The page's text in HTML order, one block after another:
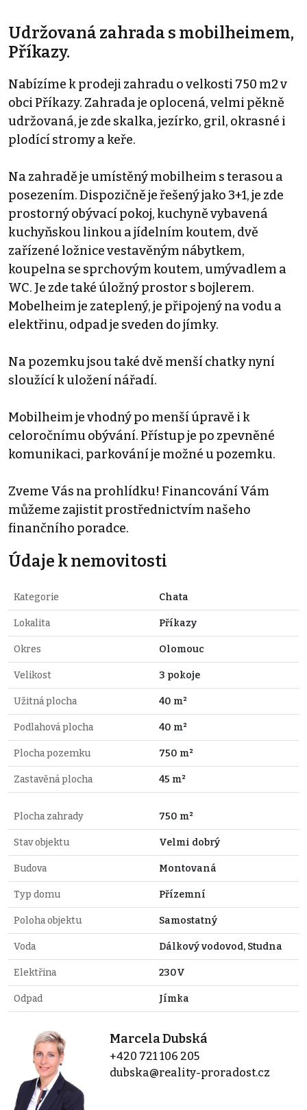
Udržovaná zahrada s mobilheimem,
Příkazy.
Nabízíme k prodeji zahradu o velkosti 750 m2 v
obci Příkazy. Zahrada je oplocená, velmi pěkně
udržovaná, je zde skalka, jezírko, gril, okrasné i
plodící stromy a keře.
Na zahradě je umístěný mobilheim s terasou a
posezením. Dispozičně je řešený jako 3+1, je zde
prostorný obývací pokoj, kuchyně vybavená
kuchyňskou linkou a jídelním koutem, dvě
zařízené ložnice vestavěným nábytkem,
koupelna se sprchovým koutem, umývadlem a
WC. Je zde také úložný prostor s bojlerem.
Mobelheim je zateplený, je připojený na vodu a
elektřinu, odpad je sveden do jímky.
Na pozemku jsou také dvě menší chatky nyní
sloužící k uložení nářadí.
Mobilheim je vhodný po menší úpravě i k
celoročnímu obývání. Přístup je po zpevněné
komunikaci, parkování je možné u pozemku.
Zveme Vás na prohlídku! Financování Vám
můžeme zajistit prostřednictvím našeho
finančního poradce.
Údaje k nemovitosti
Kategorie Chata
Lokalita Příkazy
Okres Olomouc
Velikost 3 pokoje
Užitná plocha 40 m²
Podlahová plocha 40 m²
Plocha pozemku 750 m²
Zastavěná plocha 45 m²
Plocha zahrady 750 m²
Stav objektu Velmi dobrý
Budova Montovaná
Typ domu Přízemní
Poloha objektu Samostatný
Voda Dálkový vodovod, Studna
Elektřina 230V
Odpad Jímka
Marcela Dubská
+420 721 106 205
dubska@reality-proradost.cz